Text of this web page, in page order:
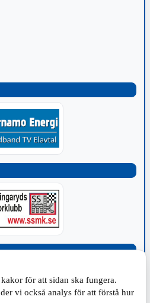
för att sidan ska fungera.
vi också analys för att förstå hur